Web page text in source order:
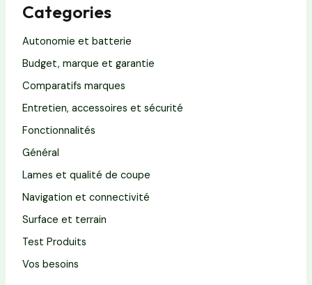
Categories
Autonomie et batterie
Budget, marque et garantie
Comparatifs marques
Entretien, accessoires et sécurité
Fonctionnalités
Général
Lames et qualité de coupe
Navigation et connectivité
Surface et terrain
Test Produits
Vos besoins